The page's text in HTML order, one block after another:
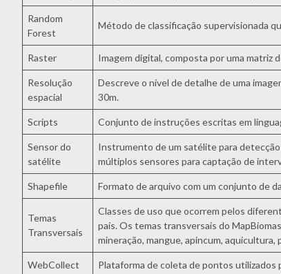
Random
Forest
Método de classificação supervisionada
Raster Imagem digital, composta por uma matriz
Resolução
espacial
Descreve o nível de detalhe de uma
30m.
Scripts Conjunto de instruções escritas em
Sensor do
satélite
Instrumento de um satélite para
múltiplos sensores para captação de
Shapefile Formato de arquivo com um conjunto de
Temas
Transversais
Classes de uso que ocorrem pelos
país. Os temas transversais do
mineração, mangue, apincum, aquicultura,
WebCollect Plataforma de coleta de pontos utilizados